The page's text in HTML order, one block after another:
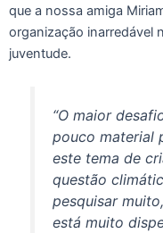
que a nossa amiga
organização inarredável
juventude.
“O maior
pouco material
este tema de
questão
pesquisar
está muito